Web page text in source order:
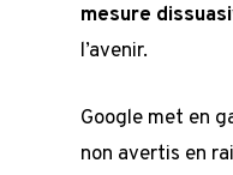
mesure
l’avenir.
Google met en
non avertis en